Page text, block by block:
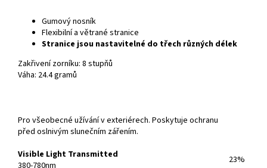
Gumový nosník
Flexibilní a větrané stranice
Stranice jsou nastavitelné do třech různých délek
Zakřivení zorníku: 8 stupňů
Váha: 24.4 gramů
Pro všeobecné užívání v exteriérech. Poskytuje ochranu
před oslnivým slunečním zářením.
Visible Light Transmitted
380-780nm
23%